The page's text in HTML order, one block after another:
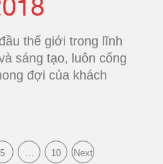
thế giới trong lĩnh
sáng tạo, luôn cống
đợi của khách
5 … 10 Next